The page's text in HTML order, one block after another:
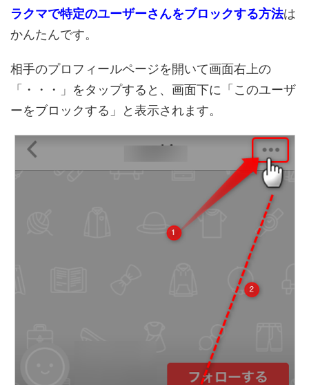
ラクマで特定のユーザーさんをブロックする方法は
かんたんです。
相手のプロフィールページを開いて画面右上の
「・・・」をタップすると、画面下に「このユーザ
ーをブロックする」と表示されます。